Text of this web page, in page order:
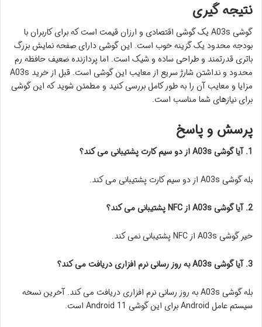
نتیجه گیری
گوشی A03s یک گوشی اقتصادی و ارزان قیمت است که برای کاربران با
بودجه محدود یک گزینه خوب است. این گوشی دارای صفحه نمایش بزرگ
باتری قدرتمند و طراحی ساده و شیک است. اما پردازنده ضعیف حافظه رم
محدود و نداشتن شارژ سریع از معایب این گوشی است. قبل از خرید A03s
مزایا و معایب آن را به طور کامل بررسی کنید و مطمئن شوید که این گوشی
برای نیازهای شما مناسب است.
پرسش و پاسخ
1. آیا گوشی A03s از دو سیم کارت پشتیبانی می کند؟
بله گوشی A03s از دو سیم کارت پشتیبانی می کند.
2. آیا گوشی A03s از NFC پشتیبانی می کند؟
خیر گوشی A03s از NFC پشتیبانی نمی کند.
3. آیا گوشی A03s به روز رسانی نرم افزاری دریافت می کند؟
بله گوشی A03s به روز رسانی نرم افزاری دریافت می کند. آخرین نسخه
سیستم عامل Android برای این گوشی Android 11 است.